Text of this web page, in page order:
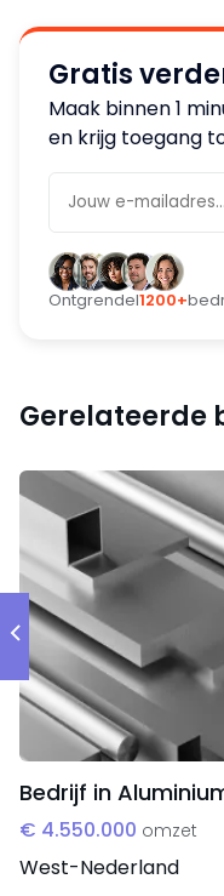
Gratis
Maak binnen 1
en krijg toegang
Ontgrendel1200+
Gerelateerde
Bedrijf in
€ 4.550.000 omzet
West-Nederland